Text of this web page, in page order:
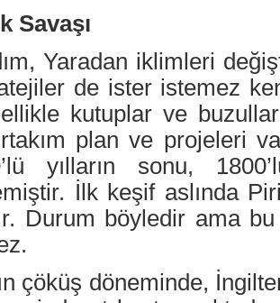
Savaşı
Yaradan iklimleri
de ister istemez
kutuplar ve
plan ve projeleri
yılların sonu,
İlk keşif aslında
Durum böyledir ama
çöküş döneminde,